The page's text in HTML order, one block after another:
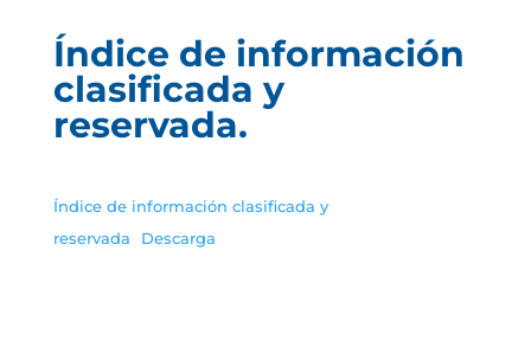
Índice de información
clasificada y
reservada.
Índice de información clasificada y
reservada
Descarga